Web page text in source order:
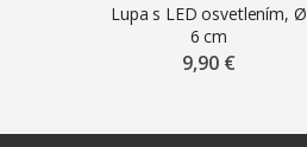
Lupa s LED osvetlením, Ø
6 cm
9,90 €